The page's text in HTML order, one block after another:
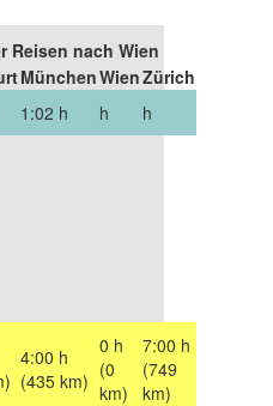
Reisen nach Wien
MünchenWienZürich
1:02 h h h
4:00 h
(435 km)
0 h
(0
km)
7:00 h
(749
km)